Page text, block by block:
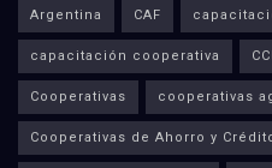
Argentina CAF
capacitación cooperativa
Cooperativas cooperativas
Cooperativas de Ahorro y